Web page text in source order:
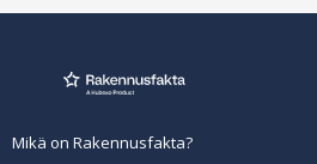
Mikä on Rakennusfakta?